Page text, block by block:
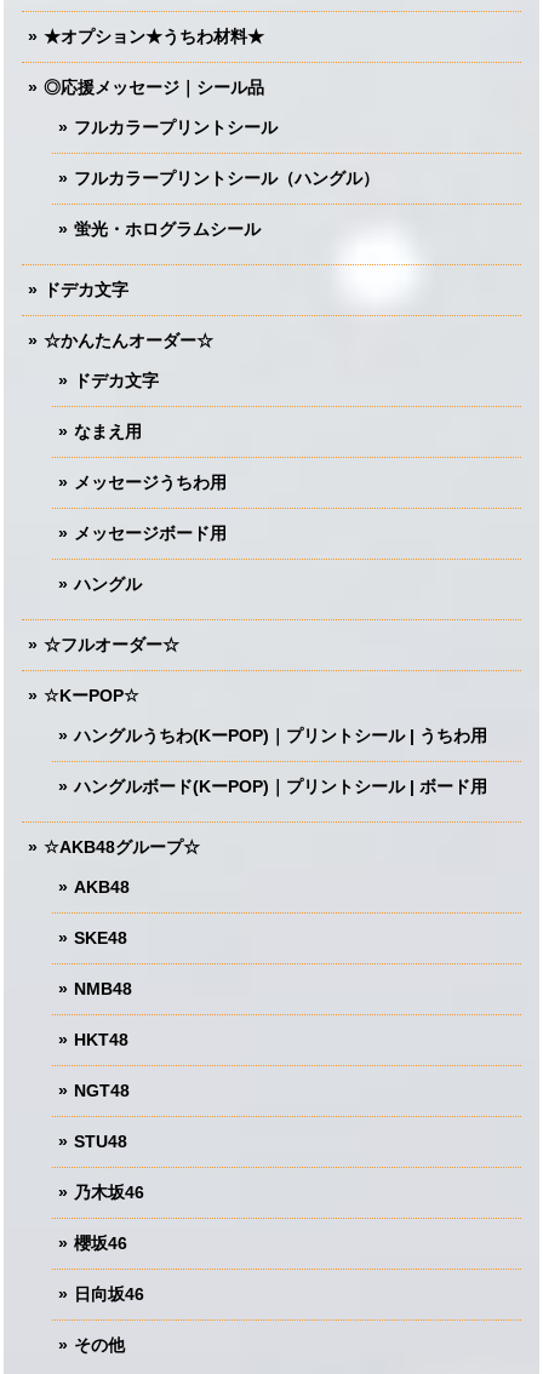
★オプション★うちわ材料★
◎応援メッセージ｜シール品
フルカラープリントシール
フルカラープリントシール（ハングル）
蛍光・ホログラムシール
ドデカ文字
☆かんたんオーダー☆
ドデカ文字
なまえ用
メッセージうちわ用
メッセージボード用
ハングル
☆フルオーダー☆
☆KーPOP☆
ハングルうちわ(KーPOP)｜プリントシール | うちわ用
ハングルボード(KーPOP)｜プリントシール | ボード用
☆AKB48グループ☆
AKB48
SKE48
NMB48
HKT48
NGT48
STU48
乃木坂46
櫻坂46
日向坂46
その他